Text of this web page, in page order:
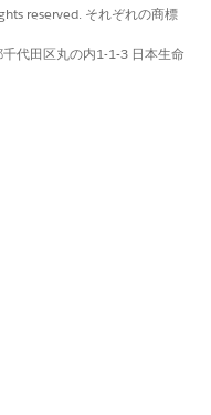
～ 74)、高リスク (75
同じユーザーセッショ
。
reserved. それぞれの商標
代田区丸の内1-1-3 日本生命